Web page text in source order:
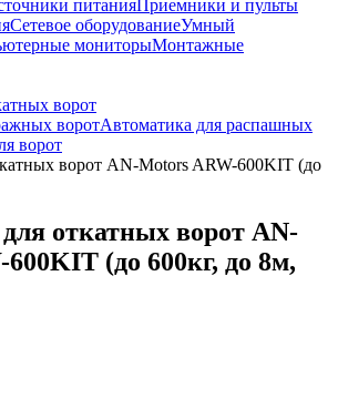
питанияПриемники и пульты
Сетевое оборудованиеУмный
мониторыМонтажные
ворот
воротАвтоматика для распашных
ворот
ворот AN-Motors ARW-600KIT (до
откатных ворот AN-
(до 600кг, до 8м,